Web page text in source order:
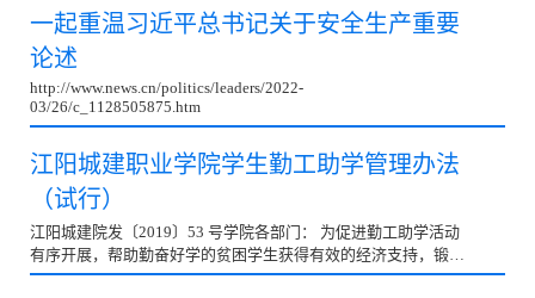
一起重温习近平总书记关于安全生产重要
论述
http://www.news.cn/politics/leaders/2022-
03/26/c_1128505875.htm
江阳城建职业学院学生勤工助学管理办法
（试行）
江阳城建院发〔2019〕53 号学院各部门： 为促进勤工助学活动
有序开展，帮助勤奋好学的贫困学生获得有效的经济支持，锻炼
吃苦耐劳的坚韧品行，结合国家有关文件精神，经学...